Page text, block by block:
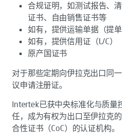
合规证明，如测试报告、
证书、自由销售证书等
如有，提供运输单据（提
如有，提供信用证（L/C）
原产国证书
对于那些定期向伊拉克出口同
议申请注册证。
Intertek已获中央标准化与质量
任，成为有权为出口至伊拉克
合性证书（CoC）的认证机构。